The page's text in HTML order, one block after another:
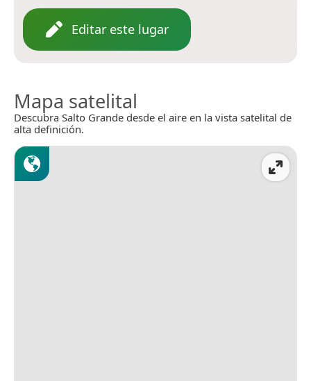
Editar este lugar
Mapa satelital
Descubra Salto Grande desde el aire en la vista satelital de
alta definición.